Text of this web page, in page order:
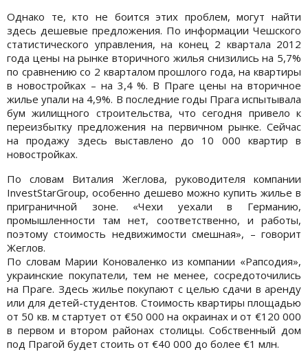
Однако те, кто не боится этих проблем, могут найти
здесь дешевые предложения. По информации Чешского
статистического управления, на конец 2 квартала 2012
года цены на рынке вторичного жилья снизились на 5,7%
по сравнению со 2 кварталом прошлого года, на квартиры
в новостройках – на 3,4 %. В Праге цены на вторичное
жилье упали на 4,9%. В последние годы Прага испытывала
бум жилищного строительства, что сегодня привело к
переизбытку предложения на первичном рынке. Сейчас
на продажу здесь выставлено до 10 000 квартир в
новостройках.
По словам Виталия Жеглова, руководителя компании
InvestStarGroup, особенно дешево можно купить жилье в
приграничной зоне. «Чехи уехали в Германию,
промышленности там нет, соответственно, и работы,
поэтому стоимость недвижимости смешная», – говорит
Жеглов.
По словам Марии Коноваленко из компании «Рапсодия»,
украинские покупатели, тем не менее, сосредоточились
на Праге. Здесь жилье покупают с целью сдачи в аренду
или для детей-студентов. Стоимость квартиры площадью
от 50 кв. м стартует от €50 000 на окраинах и от €120 000
в первом и втором районах столицы. Собственный дом
под Прагой будет стоить от €40 000 до более €1 млн.